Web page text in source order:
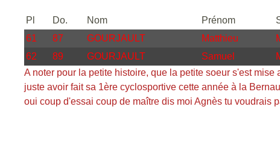
Pl Do. Nom Prénom
61
87 GOURJAULT Matthieu
62
89 GOURJAULT Samuel
A noter pour la petite histoire, que la petite soeur s'est
juste avoir fait sa 1ère cyclosportive cette année à la
oui coup d'essai coup de maître dis moi Agnès tu voudrais